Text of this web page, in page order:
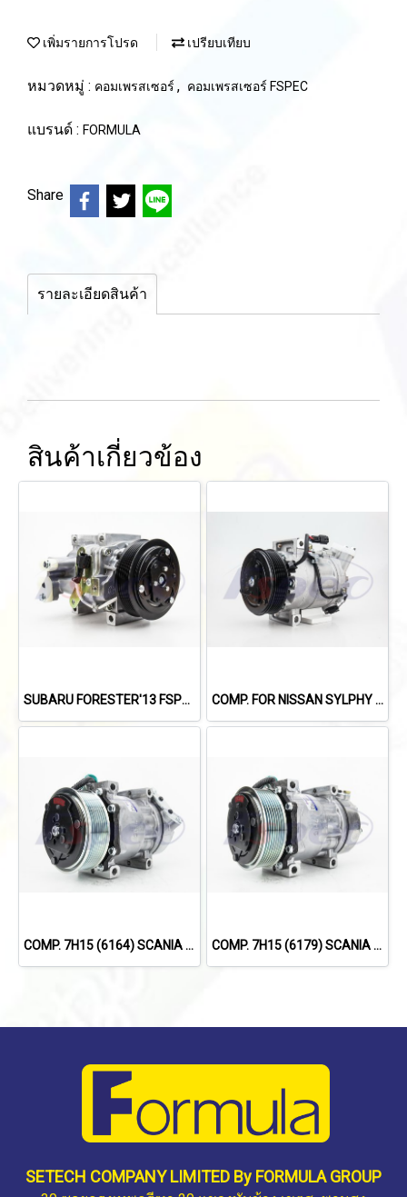
เพิ่มรายการโปรด เปรียบเทียบ
หมวดหมู่ : คอมเพรสเซอร์ , คอมเพรสเซอร์ FSPEC
แบรนด์ : FORMULA
Share
รายละเอียดสินค้า
สินค้าเกี่ยวข้อง
SUBARU FORESTER'13 FSPEC COMP. FOR NISSAN SYLPHY 1.8L /X-TRIAL'14 /TEANA L33'13-'19 (2.0L)
COMP. 7H15 (6164) SCANIA TRUCK (8PK) COMP. 7H15 (6179) SCANIA 114,124,144 '09 (8PK)
SETECH COMPANY LIMITED By FORMULA GROUP